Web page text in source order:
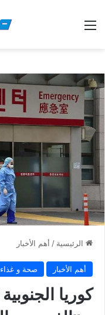
القائمة
الرئيسية / أهم الأخبار
أهم الأخبار صحة و غذاء
كوريا